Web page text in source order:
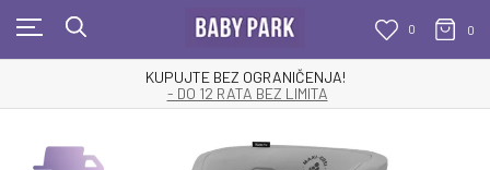
0 0
KUPUJTE BEZ OGRANIČENJA!
- DO 12 RATA BEZ LIMITA